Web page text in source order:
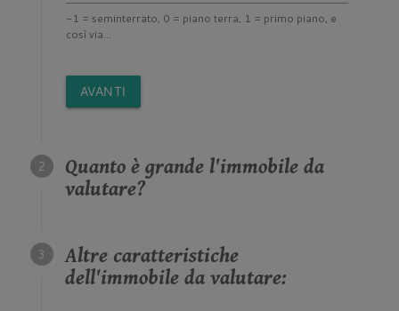
-1 = seminterrato, 0 = piano terra, 1 = primo piano, e
così via...
AVANTI
Quanto è grande l'immobile da
valutare?
Altre caratteristiche
dell'immobile da valutare: